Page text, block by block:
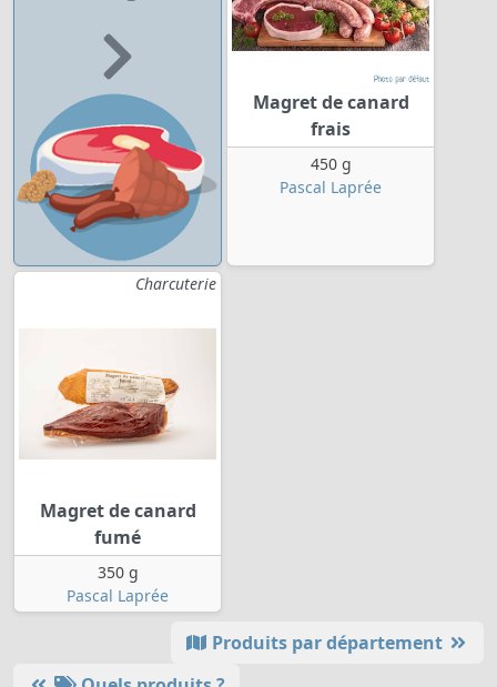
Magret de canard
frais
450 g
Pascal Laprée
Charcuterie
Magret de canard
fumé
350 g
Pascal Laprée
Produits par département